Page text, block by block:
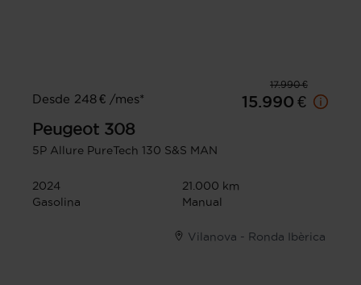
17.990 €
Desde 248 € /mes*
15.990 €
Peugeot 308
5P Allure PureTech 130 S&S MAN
2024
21.000 km
Gasolina
Manual
Vilanova - Ronda Ibèrica